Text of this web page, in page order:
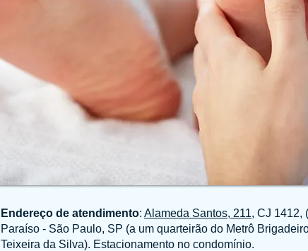
Endereço de atendimento: Alameda Santos, 211, CJ 1412,
Paraíso - São Paulo, SP (a um quarteirão do Metrô
Teixeira da Silva). Estacionamento no condomínio.